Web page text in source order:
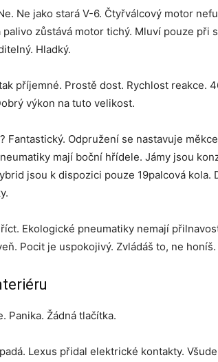
Ne jako stará V-6. Čtyřválcový motor
palivo zůstává motor tichý. Mluví pouze při
Hladký.
příjemné. Prostě dost. Rychlost reakce.
výkon na tuto velikost.
Fantastický. Odpružení se nastavuje
mají boční hřídele. Jámy jsou
jsou k dispozici pouze 19palcová kola.
Ekologické pneumatiky nemají
Pocit je uspokojivý. Zvládáš to, ne honíš.
Panika. Žádná tlačítka.
Lexus přidal elektrické kontakty.